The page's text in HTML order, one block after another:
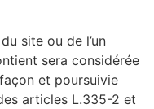
site ou de l’un
sera considérée
et poursuivie
articles L.335-2 et